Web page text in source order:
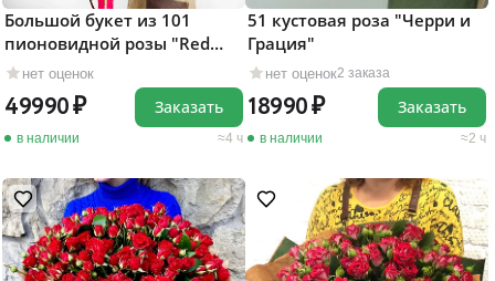
нет оценок
Большой букет из 101
пионовидной розы "Red
Piano"
49990
в наличии 4 ч
Заказать
нет оценок2 заказа
51 кустовая роза "Черри и
Грация"
18990
в наличии 2 ч
Заказать